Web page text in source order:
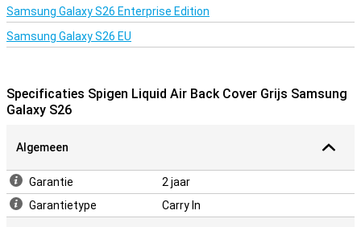
Samsung Galaxy S26 Enterprise Edition
Samsung Galaxy S26 EU
Specificaties Spigen Liquid Air Back Cover Grijs Samsung
Galaxy S26
Algemeen
Garantie
2 jaar
Garantietype
Carry In